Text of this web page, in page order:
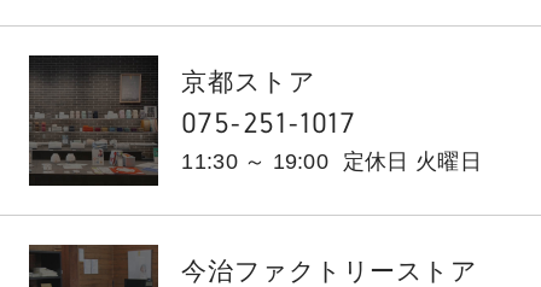
京都ストア
075-251-1017
11:30 ～ 19:00 定休日 火曜日
今治ファクトリーストア